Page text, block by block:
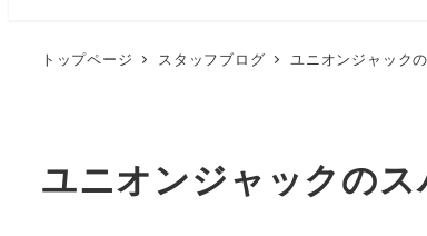
トップページ スタッフブログ ユニオンジャック
ユニオンジャックの